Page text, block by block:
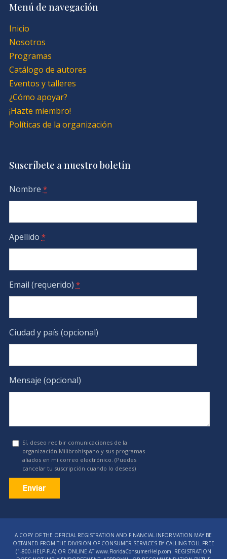
Menú de navegación
Inicio
Nosotros
Programas
Catálogo de autores
Eventos y talleres
¿Cómo apoyar?
¡Hazte miembro!
Políticas de la organización
Suscríbete a nuestro boletín
Nombre *
Apellido *
Email (requerido) *
Ciudad y país (opcional)
Mensaje (opcional)
Sí, deseo recibir comunicaciones de la
organización Milibrohispano y sus programas
aliados en mi correo electrónico. (Puedes
cancelar tu suscripción cuando lo desees)
Use.
Please
A COPY OF THE OFFICIAL REGISTRATION AND FINANCIAL INFORMATION MAY BE
OBTAINED FROM THE DIVISION OF CONSUMER SERVICES BY CALLING TOLL-FREE
(1‑800‑HELP‑FLA) OR ONLINE AT www.FloridaConsumerHelp.com. REGISTRATION